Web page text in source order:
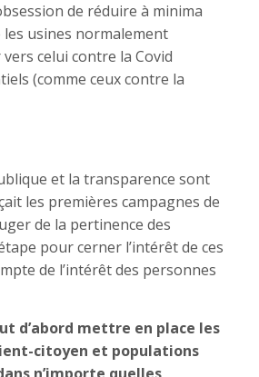
de réduire à minima
les usines normalement
celui contre la Covid
(comme ceux contre la
et la transparence sont
les premières campagnes de
de la pertinence des
pour cerner l’intérêt de ces
de l’intérêt des personnes
d’abord mettre en place les
citoyen et populations